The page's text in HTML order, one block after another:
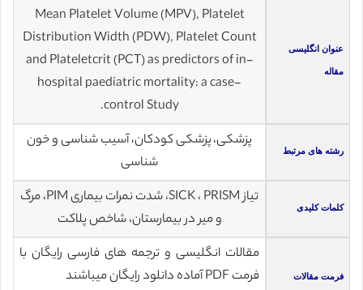
عنوان انگلیسی
مقاله
Mean Platelet Volume (MPV), Platelet
Distribution Width (PDW), Platelet Count
and Plateletcrit (PCT) as predictors of in-
hospital paediatric mortality: a case-
control Study.
رشته های مرتبط
پزشکی، پزشکی کودکان، آسیب شناسی و خون
شناسی
کلمات کلیدی
تیاز SICK ، PRISM، شدت نمرات بیماری PIM، مرگ
و میر در بیمارستان، شاخص پلاکت
فرمت مقالات
مقالات انگلیسی و ترجمه های فارسی رایگان با
فرمت PDF آماده دانلود رایگان میباشند